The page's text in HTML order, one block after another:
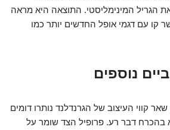
הגריל המינימליסטי. התוצאה היא מראה
קו עם דגמי אופל החדשים יותר כמו
נוספים
קווי העיצוב של הגרנדלנד נותרו דומים
בהכרח דבר רע. פרופיל הצד שומר על